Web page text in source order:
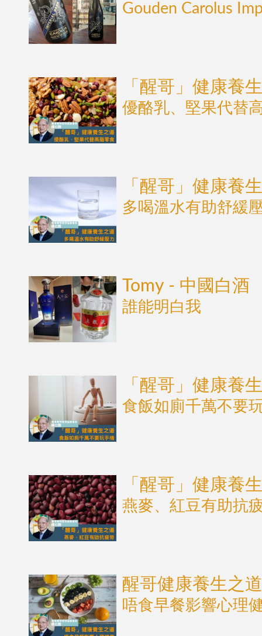
Gouden Carolus
「醒哥」健康養
優酪乳、堅果代替
「醒哥」健康養
多喝溫水有助舒緩
Tomy - 中國白酒
誰能明白我
「醒哥」健康養
食飯如廁千萬不要
「醒哥」健康養生
燕麥、紅豆有助抗
醒哥健康養生之道
唔食早餐影響心理